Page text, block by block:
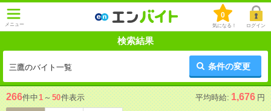
メニュー
0
気になる！ ログイン
検索結果
三鷹のバイト一覧 条件の変更
266件中1 ～ 50件表示 平均時給: 1,676 円